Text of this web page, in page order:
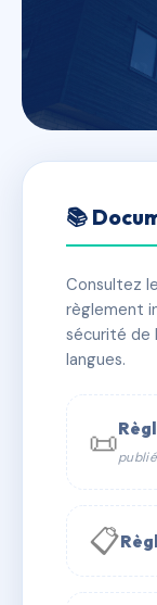
3
📍 3 RUE D
PROVENCE
✓ Immatriculée
📞
✉ Email
📚
Consultez
règlement
sécurité de
langues.
📜publié
📋